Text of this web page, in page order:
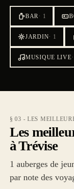
BAR· 1
JARDIN· 1
MUSIQUE LIVE·
§ 03 - LES
Les
à Trévise
1 auberges de
par note des